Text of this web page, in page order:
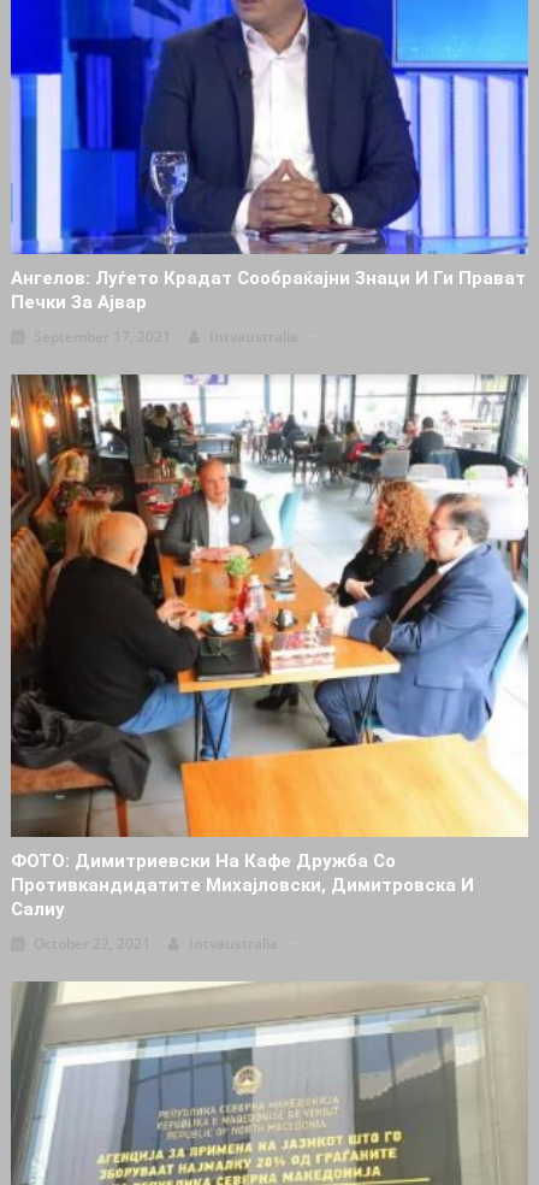
Ангелов: Луѓето Крадат Сообраќајни Знаци И Ги Прават
Печки За Ајвар
ФОТО: Димитриевски На Кафе Дружба Со
Противкандидатите Михајловски, Димитровска И
Салиу